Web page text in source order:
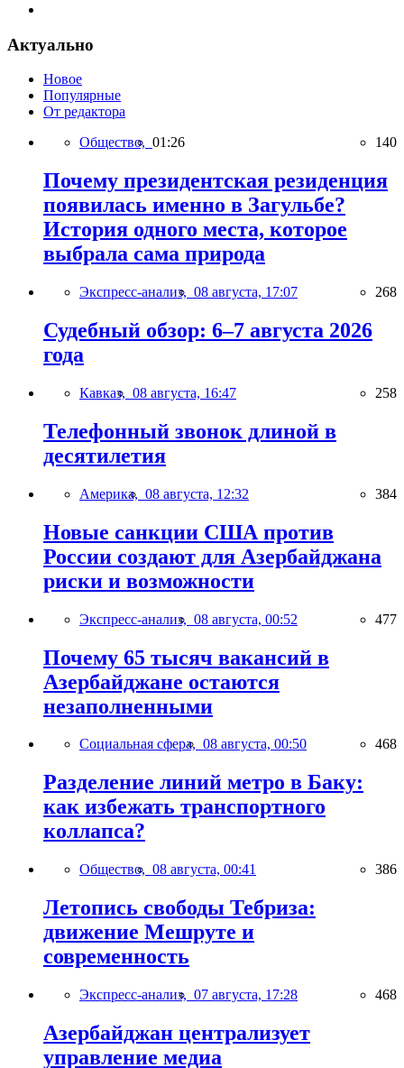
Актуально
Новое
Популярные
От редактора
Общество, 01:26 140
Почему президентская резиденция
появилась именно в Загульбе?
История одного места, которое
выбрала сама природа
Экспресс-анализ, 08 августа, 17:07 268
Судебный обзор: 6–7 августа 2026
года
Кавказ, 08 августа, 16:47 258
Телефонный звонок длиной в
десятилетия
Америка, 08 августа, 12:32 384
Новые санкции США против
России создают для Азербайджана
риски и возможности
Экспресс-анализ, 08 августа, 00:52 477
Почему 65 тысяч вакансий в
Азербайджане остаются
незаполненными
Социальная сфера, 08 августа, 00:50 468
Разделение линий метро в Баку:
как избежать транспортного
коллапса?
Общество, 08 августа, 00:41 386
Летопись свободы Тебриза:
движение Мешруте и
современность
Экспресс-анализ, 07 августа, 17:28 468
Азербайджан централизует
управление медиа